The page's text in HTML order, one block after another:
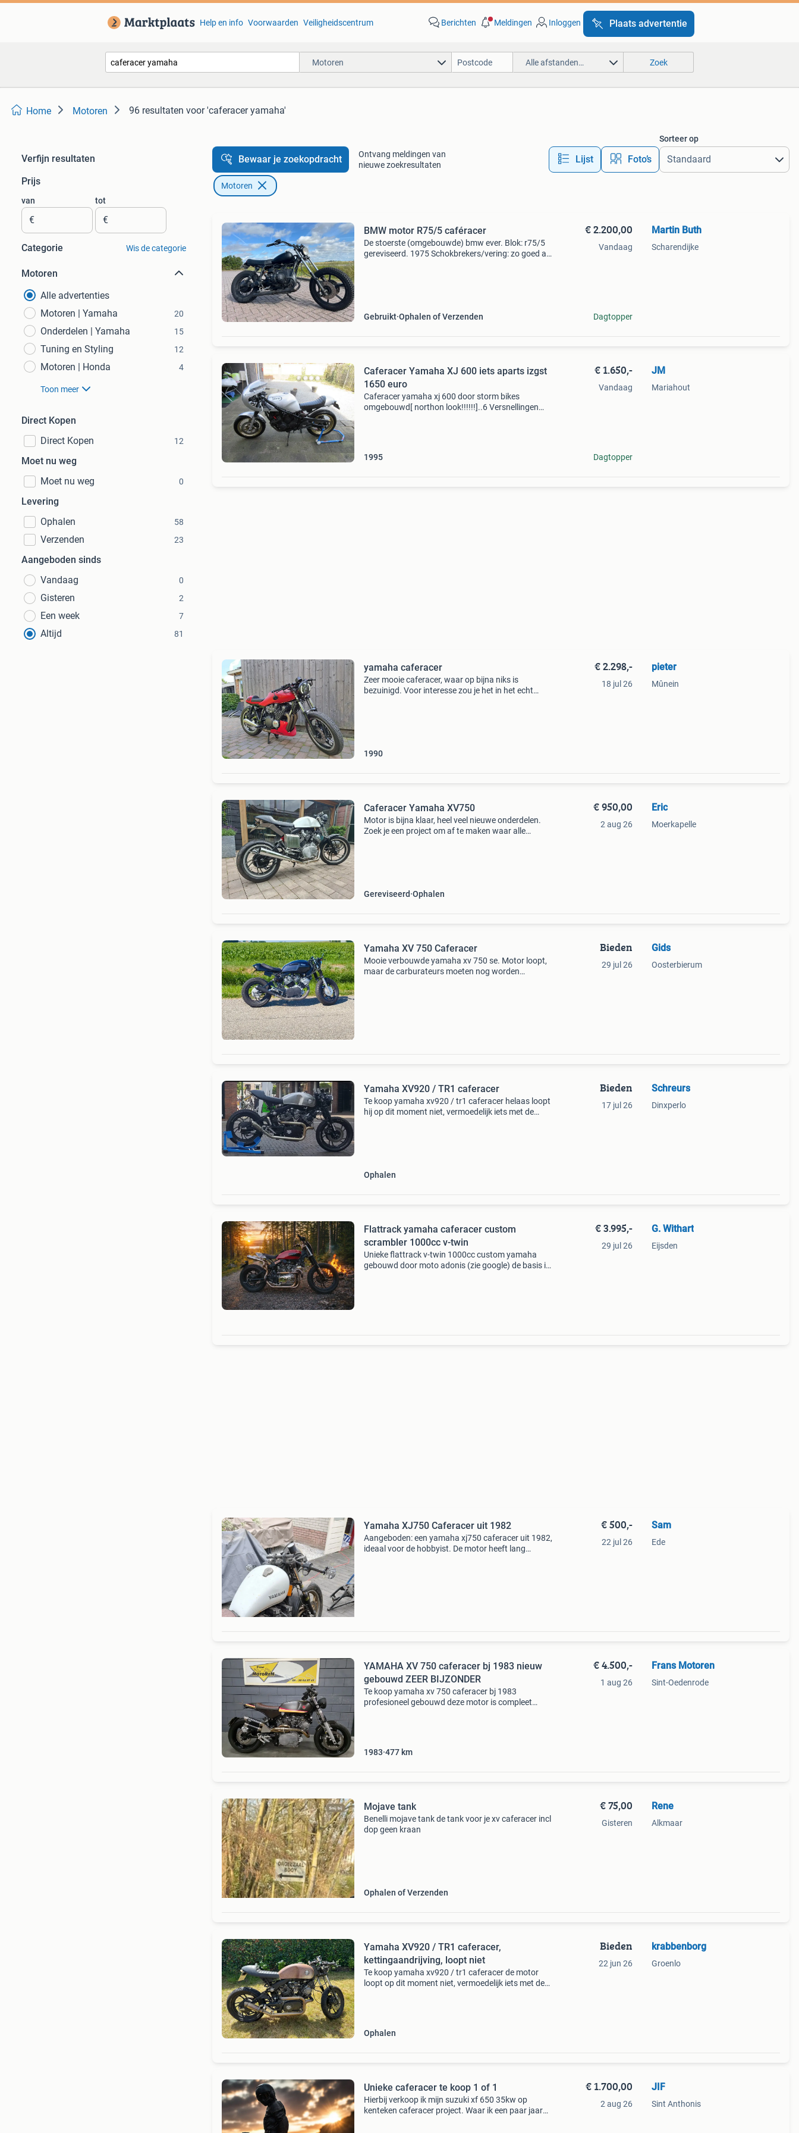
Help en info Voorwaarden Veiligheidscentrum Berichten Meldingen Inloggen Plaats advertentie
Motoren Alle afstanden… Zoek
Home Motoren 96 resultaten voor 'caferacer yamaha'
Verfijn resultaten
Prijs
van
€
tot
€
Categorie Wis de categorie
Motoren
Alle advertenties
Motoren | Yamaha
20
Onderdelen | Yamaha 15
Tuning en Styling 12
Motoren | Honda 4
Toon meer
Direct Kopen
Direct Kopen
12
Moet nu weg
Moet nu weg
0
Levering
Ophalen
58
Verzenden 23
Aangeboden sinds
Vandaag
0
Gisteren 2
Een week 7
Altijd 81
Bewaar je zoekopdracht
Ontvang meldingen van
nieuwe zoekresultaten
Lijst Foto’s
Sorteer op
Motoren
BMW motor R75/5 caféracer
De stoerste (omgebouwde) bmw ever. Blok: r75/5
gereviseerd. 1975 Schokbrekers/vering: zo goed als
Gebruikt Ophalen of Verzenden
€ 2.200,00
Vandaag
Dagtopper
Martin Buth
Scharendijke
Caferacer Yamaha XJ 600 iets aparts izgst
1650 euro
Caferacer yamaha xj 600 door storm bikes
omgebouwd[ northon look!!!!!!]..6 Versnellingen
1995
€ 1.650,-
Vandaag
Dagtopper
JM
Mariahout
yamaha caferacer
Zeer mooie caferacer, waar op bijna niks is
bezuinigd. Voor interesse zou je het in het echt
1990
€ 2.298,-
18 jul 26
pieter
Mûnein
Caferacer Yamaha XV750
Motor is bijna klaar, heel veel nieuwe onderdelen.
Zoek je een project om af te maken waar alle
Gereviseerd Ophalen
€ 950,00
2 aug 26
Eric
Moerkapelle
Yamaha XV 750 Caferacer
Mooie verbouwde yamaha xv 750 se. Motor loopt,
maar de carburateurs moeten nog worden
Bieden
29 jul 26
Gids
Oosterbierum
Yamaha XV920 / TR1 caferacer
Te koop yamaha xv920 / tr1 caferacer helaas loopt
hij op dit moment niet, vermoedelijk iets met de
Ophalen
Bieden
17 jul 26
Schreurs
Dinxperlo
Flattrack yamaha caferacer custom
scrambler 1000cc v-twin
Unieke flattrack v-twin 1000cc custom yamaha
gebouwd door moto adonis (zie google) de basis is
€ 3.995,-
29 jul 26
G. Withart
Eijsden
Yamaha XJ750 Caferacer uit 1982
Aangeboden: een yamaha xj750 caferacer uit 1982,
ideaal voor de hobbyist. De motor heeft lang
€ 500,-
22 jul 26
Sam
Ede
YAMAHA XV 750 caferacer bj 1983 nieuw
gebouwd ZEER BIJZONDER
Te koop yamaha xv 750 caferacer bj 1983
profesioneel gebouwd deze motor is compleet
1983 477 km
€ 4.500,-
1 aug 26
Frans Motoren
Sint-Oedenrode
Mojave tank
Benelli mojave tank de tank voor je xv caferacer incl
dop geen kraan
Ophalen of Verzenden
€ 75,00
Gisteren
Rene
Alkmaar
Yamaha XV920 / TR1 caferacer,
kettingaandrijving, loopt niet
Te koop yamaha xv920 / tr1 caferacer de motor
loopt op dit moment niet, vermoedelijk iets met de
Ophalen
Bieden
22 jun 26
krabbenborg
Groenlo
Unieke caferacer te koop 1 of 1
Hierbij verkoop ik mijn suzuki xf 650 35kw op
kenteken caferacer project. Waar ik een paar jaar
€ 1.700,00
2 aug 26
JIF
Sint Anthonis